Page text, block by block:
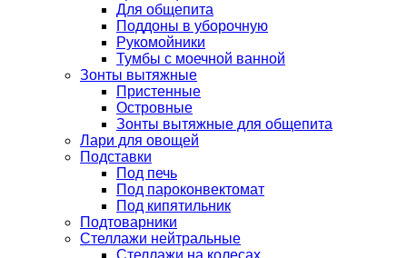
Для общепита
Поддоны в уборочную
Рукомойники
Тумбы с моечной ванной
Зонты вытяжные
Пристенные
Островные
Зонты вытяжные для общепита
Лари для овощей
Подставки
Под печь
Под пароконвектомат
Под кипятильник
Подтоварники
Стеллажи нейтральные